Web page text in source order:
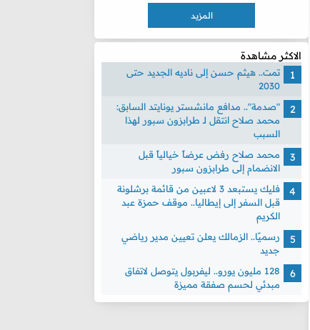
المزيد
الاكثر مشاهدة
تمت.. هيثم حسن إلى ناديه الجديد حتى
2030
"صدمة".. مدافع مانشستر يونايتد السابق:
محمد صلاح انتقل لـ طرابزون سبور لهذا
السبب
محمد صلاح رفض عرضاً خيالياً قبل
الانضمام إلى طرابزون سبور
فليك يستبعد 3 لاعبين من قائمة برشلونة
قبل السفر إلى إيطاليا.. موقف حمزة عبد
الكريم
رسميًا.. الزمالك يعلن تعيين مدير رياضي
جديد
128 مليون يورو.. ليفربول يتوصل لاتفاق
مبدئي لحسم صفقة مميزة